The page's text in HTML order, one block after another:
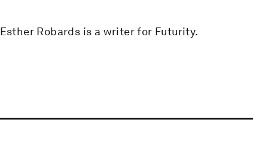
Esther Robards is a writer for Futurity.